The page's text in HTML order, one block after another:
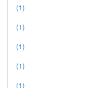
(1)
(1)
(1)
(1)
(1)